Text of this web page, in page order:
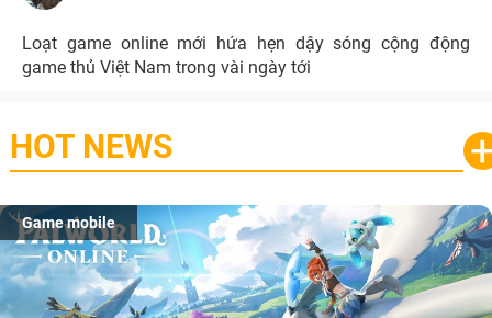
Loạt game online mới hứa hẹn dậy sóng cộng động
game thủ Việt Nam trong vài ngày tới
HOT NEWS
Game mobile